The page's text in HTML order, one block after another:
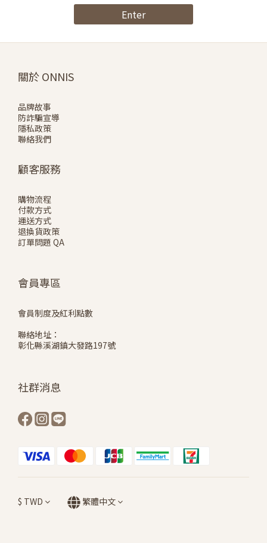
Enter
關於 ONNIS
品牌故事
防詐騙宣導
隱私政策
聯絡我們
顧客服務
購物流程
付款方式
運送方式
退換貨政策
訂單問題 QA
會員專區
會員制度及紅利點數
聯絡地址：
彰化縣溪湖鎮大發路197號
社群消息
$ TWD 繁體中文